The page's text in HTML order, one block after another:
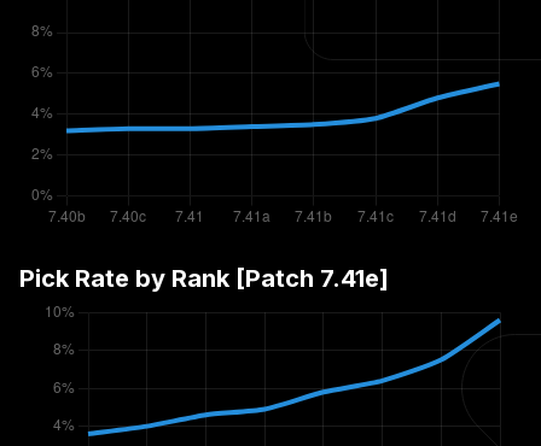
Pick Rate by Rank [Patch 7.41e]